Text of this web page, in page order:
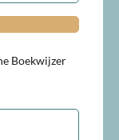
Boekwijzer